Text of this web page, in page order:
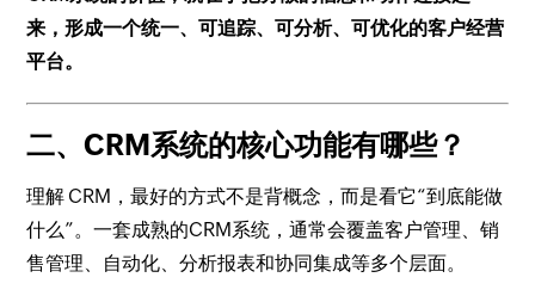
来，形成一个统一、可追踪、可分析、可优化的客户经营
平台。
二、CRM系统的核心功能有哪些？
理解 CRM，最好的方式不是背概念，而是看它“到底能做
什么”。一套成熟的CRM系统，通常会覆盖客户管理、销
售管理、自动化、分析报表和协同集成等多个层面。